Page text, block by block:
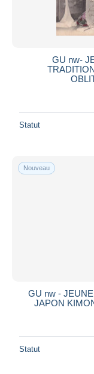
GU nw-
Statut
Nouveau
GU nw -
JAPON
Statut